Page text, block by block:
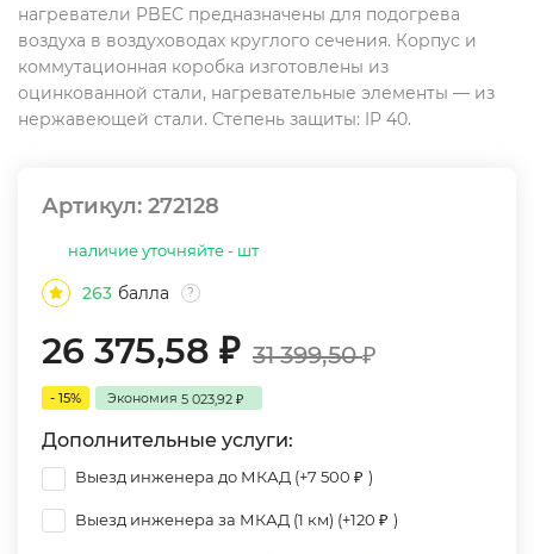
нагреватели PBEC предназначены для подогрева
воздуха в воздуховодах круглого сечения. Корпус и
коммутационная коробка изготовлены из
оцинкованной стали, нагревательные элементы — из
нержавеющей стали. Степень защиты: IP 40.
Артикул: 272128
наличие уточняйте - шт
263 балла ?
26 375,58 ₽ 31 399,50₽
- 15% Экономия 5 023,92 ₽
Дополнительные услуги:
Выезд инженера до МКАД (+7 500 ₽ )
Выезд инженера за МКАД (1 км) (+120 ₽ )